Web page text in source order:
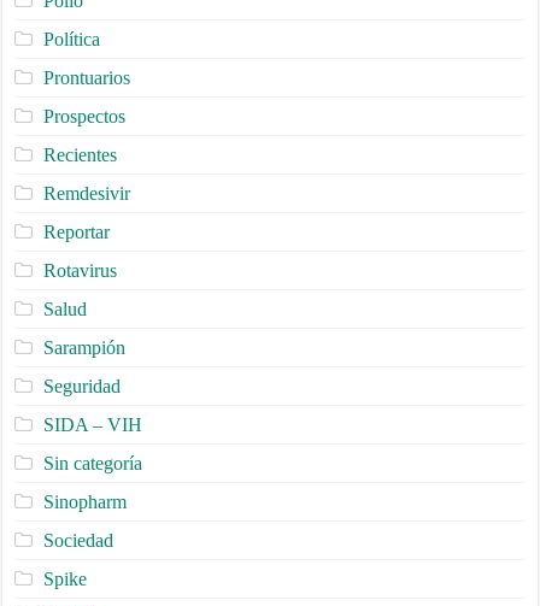
Política
Prontuarios
Prospectos
Recientes
Remdesivir
Reportar
Rotavirus
Salud
Sarampión
Seguridad
SIDA – VIH
Sin categoría
Sinopharm
Sociedad
Spike